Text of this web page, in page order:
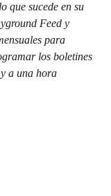
que sucede en su
Feed y
para
los boletines
a una hora